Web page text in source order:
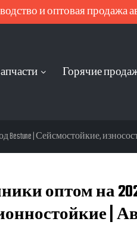
и оптовая продажа
Горячие
| Сейсмостойкие,
оптом на
|